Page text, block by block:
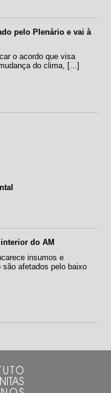
pelo Plenário e vai à
o acordo que visa
do clima, [...]
do AM
insumos e
afetados pelo baixo